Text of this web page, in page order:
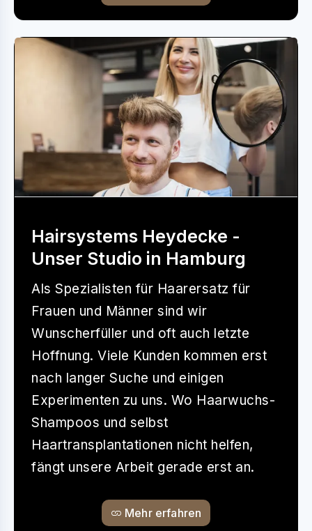
Hairsystems Heydecke -
Unser Studio in Hamburg
Als Spezialisten für Haarersatz für
Frauen und Männer sind wir
Wunscherfüller und oft auch letzte
Hoffnung. Viele Kunden kommen erst
nach langer Suche und einigen
Experimenten zu uns. Wo Haarwuchs-
Shampoos und selbst
Haartransplantationen nicht helfen,
fängt unsere Arbeit gerade erst an.
Mehr erfahren